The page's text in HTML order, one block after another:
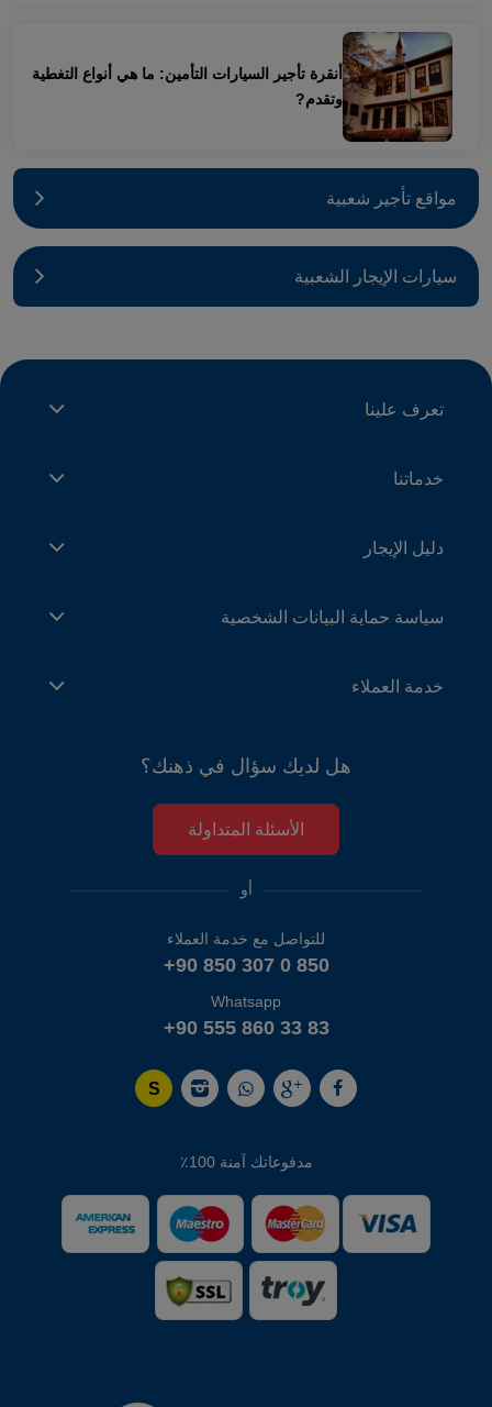
أنقرة تأجير السيارات التأمين: ما هي أنواع التغطية
وتقدم?
مواقع تأجير شعبية
سيارات الإيجار الشعبية
تعرف علينا
خدماتنا
دليل الإيجار
سياسة حماية البيانات الشخصية
خدمة العملاء
هل لديك سؤال في ذهنك؟
الأسئلة المتداولة
أو
للتواصل مع خدمة العملاء
+90 850 307 0 850
Whatsapp
+90 555 860 33 83
مدفوعاتك آمنة 100٪